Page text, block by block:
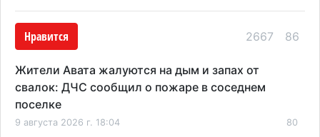
Нравится 2667 86
Жители Авата жалуются на дым и запах от
свалок: ДЧС сообщил о пожаре в соседнем
поселке
9 августа 2026 г. 18:04 80